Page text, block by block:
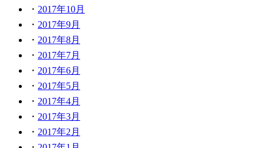
2017年10月
2017年9月
2017年8月
2017年7月
2017年6月
2017年5月
2017年4月
2017年3月
2017年2月